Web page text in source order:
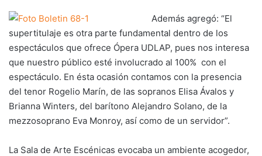
Además agregó: “El
supertitulaje es otra parte fundamental dentro de los
espectáculos que ofrece Ópera UDLAP, pues nos interesa
que nuestro público esté involucrado al 100% con el
espectáculo. En ésta ocasión contamos con la presencia
del tenor Rogelio Marín, de las sopranos Elisa Ávalos y
Brianna Winters, del barítono Alejandro Solano, de la
mezzosoprano Eva Monroy, así como de un servidor”.
La Sala de Arte Escénicas evocaba un ambiente acogedor,